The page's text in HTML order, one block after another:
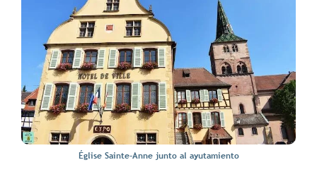
Église Sainte-Anne junto al ayutamiento